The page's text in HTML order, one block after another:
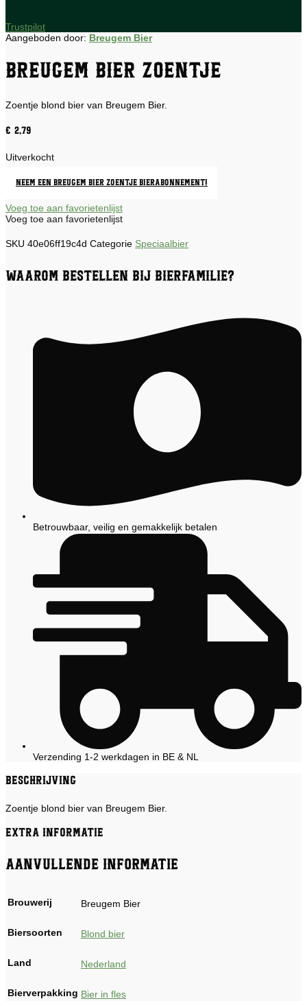
Trustpilot
Aangeboden door: Breugem Bier
Breugem Bier Zoentje
Zoentje blond bier van Breugem Bier.
€ 2,79
Uitverkocht
Neem een Breugem Bier Zoentje bierabonnement!
Voeg toe aan favorietenlijst
Voeg toe aan favorietenlijst
SKU 40e06ff19c4d Categorie Speciaalbier
Waarom bestellen bij Bierfamilie?
Betrouwbaar, veilig en gemakkelijk betalen
Verzending 1-2 werkdagen in BE & NL
Beschrijving
Zoentje blond bier van Breugem Bier.
Extra informatie
Aanvullende informatie
Brouwerij Breugem Bier
Biersoorten Blond bier
Land Nederland
Bierverpakking Bier in fles